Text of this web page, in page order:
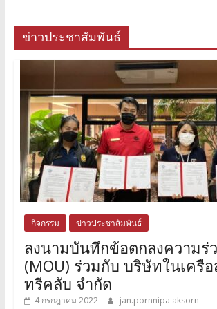
ข่าวประชาสัมพันธ์
กิจกรรม ข่าวประชาสัมพันธ์
ลงนามบันทึกข้อตกลงความร่
(MOU) ร่วมกับ บริษัทในเครื
ทรีคลับ จำกัด
4 กรกฎาคม 2022 jan.pornnipa aksorn